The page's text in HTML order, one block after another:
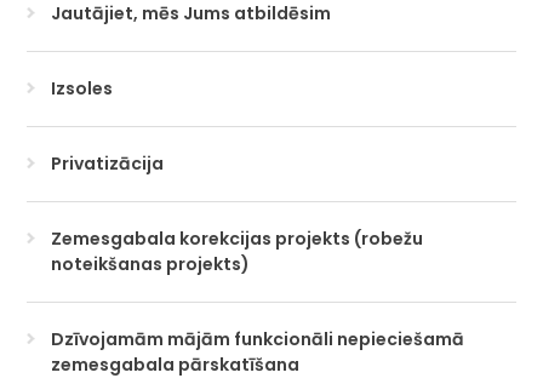
Jautājiet, mēs Jums atbildēsim
Izsoles
Privatizācija
Zemesgabala korekcijas projekts (robežu
noteikšanas projekts)
Dzīvojamām mājām funkcionāli nepieciešamā
zemesgabala pārskatīšana